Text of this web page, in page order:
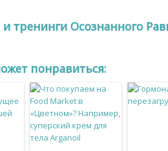
тренинги Осознанного
понравиться: